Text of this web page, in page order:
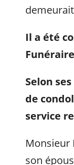
Il a été
Selon
de
service
Monsieur
son